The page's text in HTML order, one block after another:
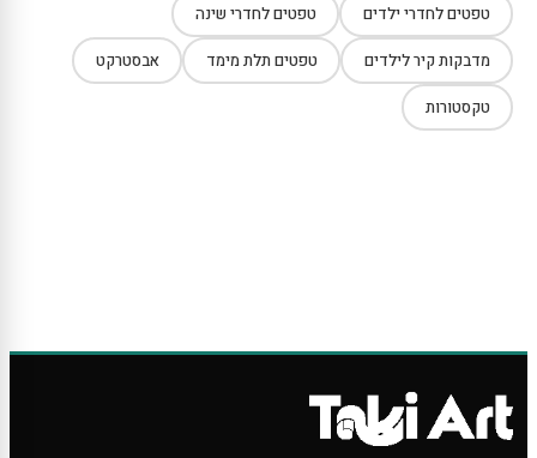
טפטים לחדרי ילדים טפטים לחדרי שינה
מדבקות קיר לילדים טפטים תלת מימד אבסטרקט
טקסטורות